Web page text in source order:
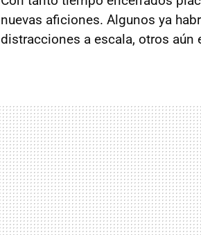
nuevas aficiones. Algunos ya
distracciones a escala, otros aún